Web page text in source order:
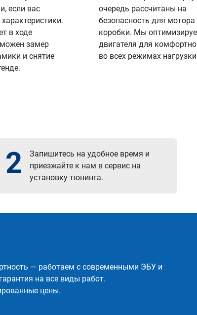
если вас
в ходе
замер
и снятие
очередь рассчитаны на
безопасность для мотора
коробки. Мы
двигателя для
во всех режимах
2
Запишитесь на удобное время и
приезжайте к нам в сервис на
установку тюнинга.
— работаем с современными ЭБУ и
на все виды работ.
цены.